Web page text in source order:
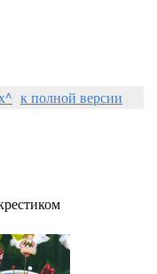
к полной версии